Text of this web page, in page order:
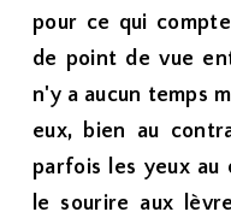
pour ce qui
de point de vue
n'y a aucun temps
eux, bien au
parfois les yeux au
le sourire aux